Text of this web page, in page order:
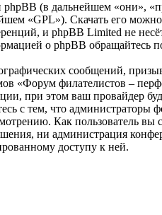
(в дальнейшем «они»,
«GPL»). Скачать его
и phpBB Limited не
о phpBB обращайтесь
сообщений,
«Форум филателистов –
при этом ваш провайдер
с тем, что
Как пользователь
ни администрация
доступу к ней.